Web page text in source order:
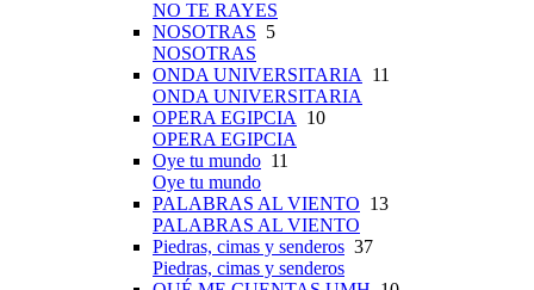
NO TE RAYES
NOSOTRAS 5
NOSOTRAS
ONDA UNIVERSITARIA 11
ONDA UNIVERSITARIA
OPERA EGIPCIA 10
OPERA EGIPCIA
Oye tu mundo 11
Oye tu mundo
PALABRAS AL VIENTO 13
PALABRAS AL VIENTO
Piedras, cimas y senderos 37
Piedras, cimas y senderos